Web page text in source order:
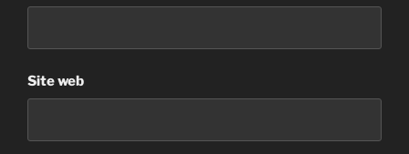
Site web